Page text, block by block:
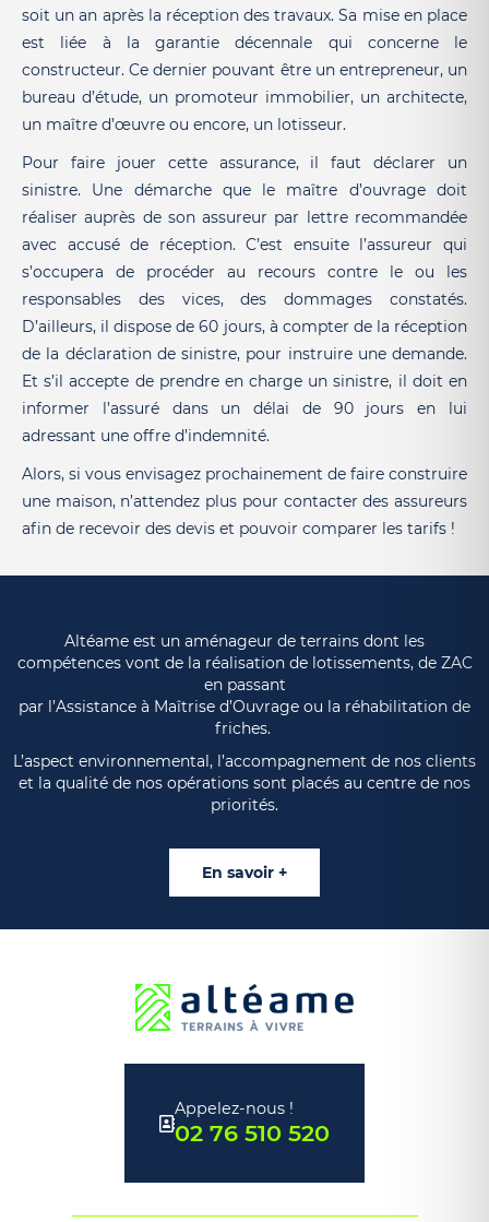
soit un an après la réception des travaux. Sa mise en place
est liée à la garantie décennale qui concerne le
constructeur. Ce dernier pouvant être un entrepreneur, un
bureau d’étude, un promoteur immobilier, un architecte,
un maître d’œuvre ou encore, un lotisseur.
Pour faire jouer cette assurance, il faut déclarer un
sinistre. Une démarche que le maître d’ouvrage doit
réaliser auprès de son assureur par lettre recommandée
avec accusé de réception. C’est ensuite l’assureur qui
s’occupera de procéder au recours contre le ou les
responsables des vices, des dommages constatés.
D’ailleurs, il dispose de 60 jours, à compter de la réception
de la déclaration de sinistre, pour instruire une demande.
Et s’il accepte de prendre en charge un sinistre, il doit en
informer l’assuré dans un délai de 90 jours en lui
adressant une offre d’indemnité.
Alors, si vous envisagez prochainement de faire construire
une maison, n’attendez plus pour contacter des assureurs
afin de recevoir des devis et pouvoir comparer les tarifs !
Altéame est un aménageur de terrains dont les
compétences vont de la réalisation de lotissements, de ZAC
en passant
par l’Assistance à Maîtrise d’Ouvrage ou la réhabilitation de
friches.
L’aspect environnemental, l’accompagnement de nos clients
et la qualité de nos opérations sont placés au centre de nos
priorités.
En savoir +
Appelez-nous !
02 76 510 520